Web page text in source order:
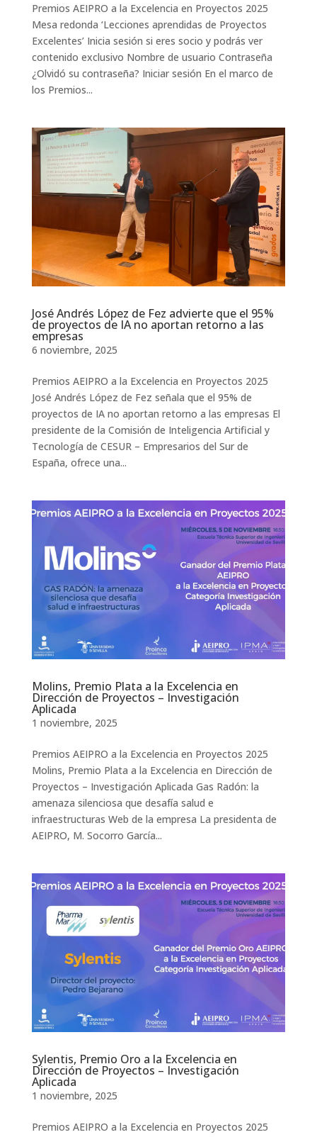
Premios AEIPRO a la Excelencia en Proyectos 2025
Mesa redonda ‘Lecciones aprendidas de Proyectos
Excelentes’ Inicia sesión si eres socio y podrás ver
contenido exclusivo Nombre de usuario Contraseña
¿Olvidó su contraseña? Iniciar sesión En el marco de
los Premios...
José Andrés López de Fez advierte que el 95%
de proyectos de IA no aportan retorno a las
empresas
6 noviembre, 2025
Premios AEIPRO a la Excelencia en Proyectos 2025
José Andrés López de Fez señala que el 95% de
proyectos de IA no aportan retorno a las empresas El
presidente de la Comisión de Inteligencia Artificial y
Tecnología de CESUR – Empresarios del Sur de
España, ofrece una...
Molins, Premio Plata a la Excelencia en
Dirección de Proyectos – Investigación
Aplicada
1 noviembre, 2025
Premios AEIPRO a la Excelencia en Proyectos 2025
Molins, Premio Plata a la Excelencia en Dirección de
Proyectos – Investigación Aplicada Gas Radón: la
amenaza silenciosa que desafía salud e
infraestructuras Web de la empresa La presidenta de
AEIPRO, M. Socorro García...
Sylentis, Premio Oro a la Excelencia en
Dirección de Proyectos – Investigación
Aplicada
1 noviembre, 2025
Premios AEIPRO a la Excelencia en Proyectos 2025